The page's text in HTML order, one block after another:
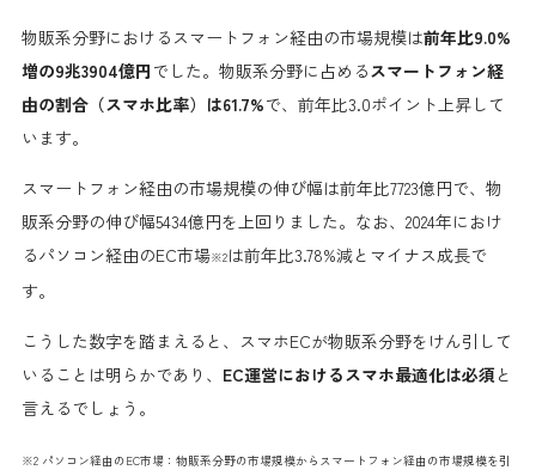
物販系分野におけるスマートフォン経由の市場規模は前年比9.0%
増の9兆3904億円 でした。物販系分野に占めるスマートフォン経
由の割合（スマホ比率）は61.7%で、前年比3.0ポイント上昇して
います。
スマートフォン経由の市場規模の伸び幅は前年比7723億円で、物
販系分野の伸び幅5434億円を上回りました。なお、2024年におけ
るパソコン経由のEC市場※2は前年比3.78%減とマイナス成長で
す。
こうした数字を踏まえると、スマホECが物販系分野をけん引して
いることは明らかであり、 EC運営におけるスマホ最適化は必須 と
言えるでしょう。
※2 パソコン経由のEC市場：物販系分野の市場規模からスマートフォン経由の市場規模を引